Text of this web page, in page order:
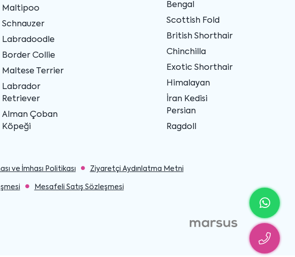
Maltipoo
Schnauzer
Labradoodle
Border Collie
Maltese Terrier
Labrador
Retriever
Alman Çoban
Köpeği
Bengal
Scottish Fold
British Shorthair
Chinchilla
Exotic Shorthair
Himalayan
İran Kedisi
Persian
Ragdoll
ve İmhası Politikası Ziyaretçi Aydınlatma Metni
Mesafeli Satış Sözleşmesi